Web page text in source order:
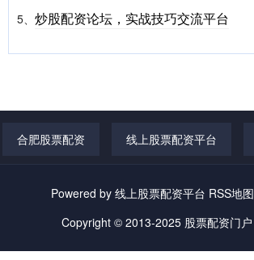
5、 炒股配资论坛，实战技巧交流平台
合肥股票配资 线上股票配资平台
Powered by 线上股票配资平台 RSS地图
Copyright © 2013-2025 股票配资门户